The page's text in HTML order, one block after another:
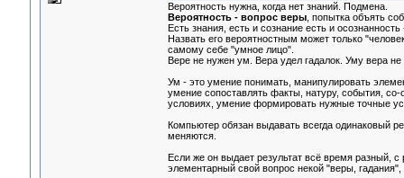
Вероятность нужна, когда нет знаний. Подмена.
Вероятность - вопрос веры, попытка объять
Есть знания, есть и сознание есть и
Назвать его вероятностным может только
самому себе "умное лицо".
Вере не нужен ум. Вера удел гадалок. Уму вера
Ум - это умение понимать, манипулировать
умение сопоставлять факты, натуру, события,
условиях, умение формировать нужные точные
Компьютер обязан выдавать всегда одинаковый
меняются.
Если же он выдает результат всё время разный,
элементарный свой вопрос некой "веры,